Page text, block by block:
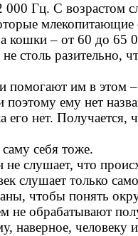
Гц. С возрастом
а кошки– от 60 до 65
столь разительно,
помогают им в этом–
поэтому ему нет
его нет.
себя тоже.
не слушает, что
слушает только
чтобы понять
не обрабатывают
наверное,